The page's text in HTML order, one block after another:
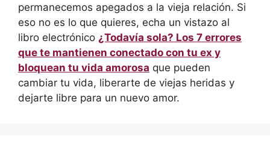
permanecemos apegados a la vieja relación. Si
eso no es lo que quieres, echa un vistazo al
libro electrónico ¿Todavía sola? Los 7 errores
que te mantienen conectado con tu ex y
bloquean tu vida amorosa que pueden
cambiar tu vida, liberarte de viejas heridas y
dejarte libre para un nuevo amor.